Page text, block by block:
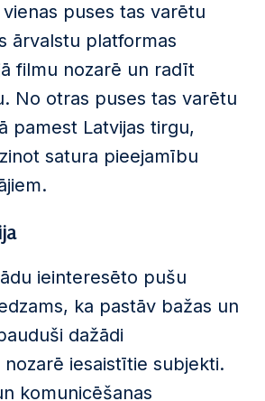
puses tas varētu
ārvalstu platformas
filmu nozarē un radīt
No otras puses tas varētu
pamest Latvijas tirgu,
satura pieejamību
ieinteresēto pušu
ka pastāv bažas un
dažādi
nozarē iesaistītie subjekti.
komunicēšanas